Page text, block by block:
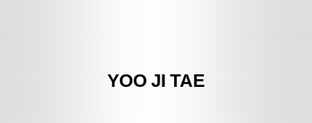
YOO JI TAE